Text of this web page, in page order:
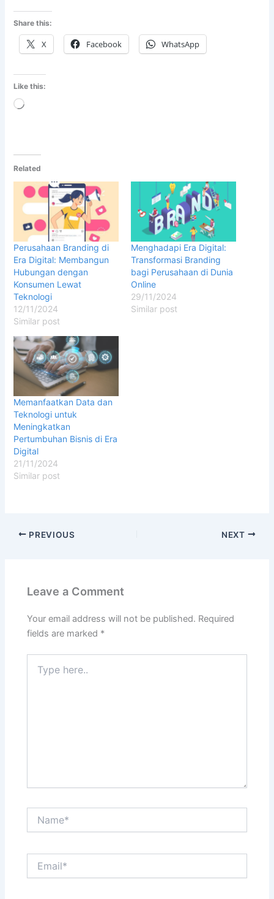
Share this:
X Facebook WhatsApp
Like this:
Loading…
Related
Perusahaan Branding di
Era Digital: Membangun
Hubungan dengan
Konsumen Lewat
Teknologi
12/11/2024
Similar post
Menghadapi Era Digital:
Transformasi Branding
bagi Perusahaan di Dunia
Online
29/11/2024
Similar post
Memanfaatkan Data dan
Teknologi untuk
Meningkatkan
Pertumbuhan Bisnis di Era
Digital
21/11/2024
Similar post
PREVIOUS NEXT
Leave a Comment
Your email address will not be published. Required
fields are marked *
here..